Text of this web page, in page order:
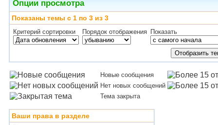
Опции просмотра
Показаны темы с 1 по 3 из 3
Критерий сортировки Порядок отображения Показать
Новые сообщения
Нет новых сообщений
Тема закрыта
Ваши права в разделе